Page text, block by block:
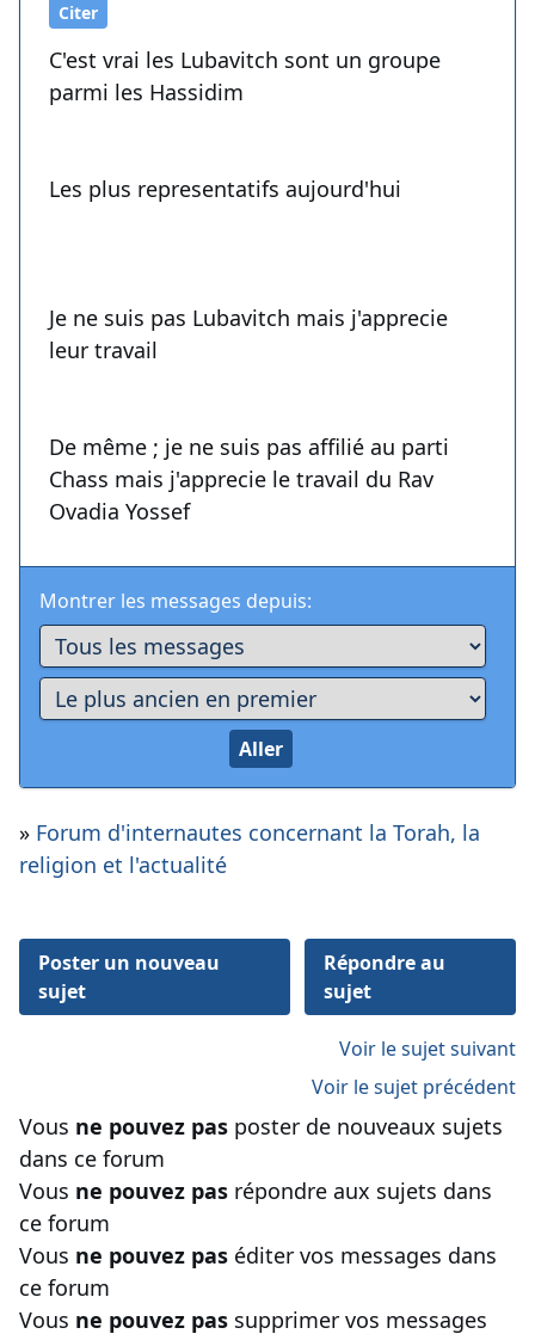
Citer
C'est vrai les Lubavitch sont un groupe
parmi les Hassidim
Les plus representatifs aujourd'hui
Je ne suis pas Lubavitch mais j'apprecie
leur travail
De même ; je ne suis pas affilié au parti
Chass mais j'apprecie le travail du Rav
Ovadia Yossef
Montrer les messages depuis:
» Forum d'internautes concernant la Torah, la
religion et l'actualité
Poster un nouveau
sujet
Répondre au
sujet
Voir le sujet suivant
Voir le sujet précédent
Vous ne pouvez pas poster de nouveaux sujets
dans ce forum
Vous ne pouvez pas répondre aux sujets dans
ce forum
Vous ne pouvez pas éditer vos messages dans
ce forum
Vous ne pouvez pas supprimer vos messages